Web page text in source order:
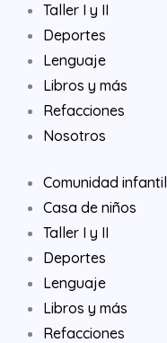
Taller I y II
Deportes
Lenguaje
Libros y más
Refacciones
Nosotros
Comunidad infantil
Casa de niños
Taller I y II
Deportes
Lenguaje
Libros y más
Refacciones